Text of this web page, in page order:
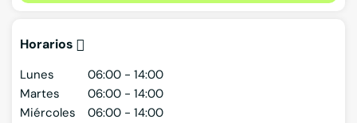
Horarios
Lunes
06:00 - 14:00
Martes
06:00 - 14:00
Miércoles
06:00 - 14:00